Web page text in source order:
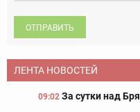
ОТПРАВИТЬ
ЛЕНТА НОВОСТЕЙ
09:02 За сутки над